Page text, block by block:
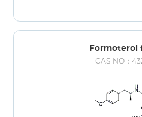
Formoterol
CAS NO：